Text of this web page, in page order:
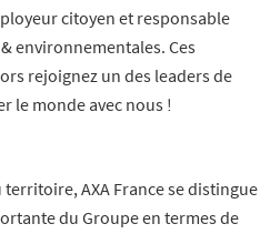
citoyen et responsable
environnementales. Ces
rejoignez un des leaders de
le monde avec nous !
AXA France se distingue
du Groupe en termes de